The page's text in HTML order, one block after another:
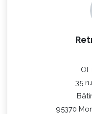
OI
35
95370